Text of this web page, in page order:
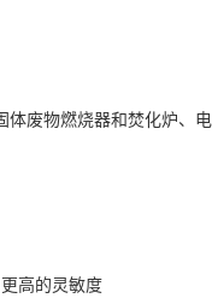
废物燃烧器和焚化炉、
高的灵敏度